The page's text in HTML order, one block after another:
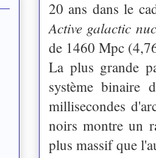
20 ans dans le
Active galactic
de 1460 Mpc
La plus grande
système binaire
millisecondes
noirs montre un
plus massif que